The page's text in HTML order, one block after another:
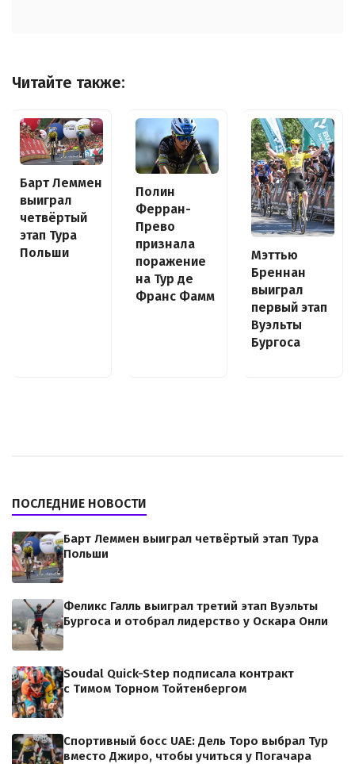
Читайте также:
Барт Леммен
выиграл
четвёртый
этап Тура
Польши
Полин
Ферран-
Прево
признала
поражение
на Тур де
Франс Фамм
Мэттью
Бреннан
выиграл
первый этап
Вуэльты
Бургоса
ПОСЛЕДНИЕ НОВОСТИ
Барт Леммен выиграл четвёртый этап Тура
Польши
Феликс Галль выиграл третий этап Вуэльты
Бургоса и отобрал лидерство у Оскара Онли
Soudal Quick-Step подписала контракт
с Тимом Торном Тойтенбергом
Спортивный босс UAE: Дель Торо выбрал Тур
вместо Джиро, чтобы учиться у Погачара